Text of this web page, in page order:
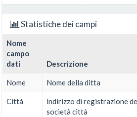
Statistiche dei campi
Nome
campo
dati
Descrizione
Nome Nome della ditta
Città
indirizzo di registrazione
società città